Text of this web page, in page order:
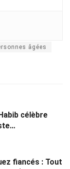
âgées
célèbre
fiancés : Tout